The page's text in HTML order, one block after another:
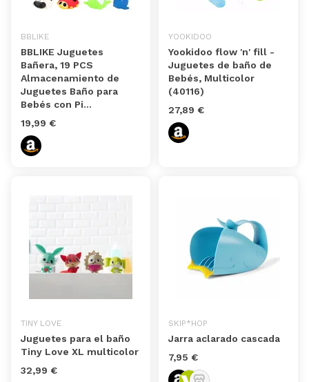
BBLIKE
BBLIKE Juguetes
Bañera, 19 PCS
Almacenamiento de
Juguetes Baño para
Bebés con Pi...
19,99 €
YOOKIDOO
Yookidoo flow 'n' fill -
Juguetes de baño de
Bebés, Multicolor
(40116)
27,89 €
TINY LOVE
Juguetes para el baño
Tiny Love XL multicolor
32,99 €
SKIP*HOP
Jarra aclarado cascada
7,95 €